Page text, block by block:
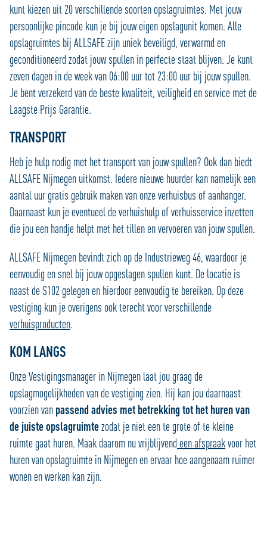
kunt kiezen uit 20 verschillende soorten opslagruimtes. Met jouw
persoonlijke pincode kun je bij jouw eigen opslagunit komen. Alle
opslagruimtes bij ALLSAFE zijn uniek beveiligd, verwarmd en
geconditioneerd zodat jouw spullen in perfecte staat blijven. Je kunt
zeven dagen in de week van 06:00 uur tot 23:00 uur bij jouw spullen.
Je bent verzekerd van de beste kwaliteit, veiligheid en service met de
Laagste Prijs Garantie.
TRANSPORT
Heb je hulp nodig met het transport van jouw spullen? Ook dan biedt
ALLSAFE Nijmegen uitkomst. Iedere nieuwe huurder kan namelijk een
aantal uur gratis gebruik maken van onze verhuisbus of aanhanger.
Daarnaast kun je eventueel de verhuishulp of verhuisservice inzetten
die jou een handje helpt met het tillen en vervoeren van jouw spullen.
ALLSAFE Nijmegen bevindt zich op de Industrieweg 46, waardoor je
eenvoudig en snel bij jouw opgeslagen spullen kunt. De locatie is
naast de S102 gelegen en hierdoor eenvoudig te bereiken. Op deze
vestiging kun je overigens ook terecht voor verschillende
verhuisproducten.
KOM LANGS
Onze Vestigingsmanager in Nijmegen laat jou graag de
opslagmogelijkheden van de vestiging zien. Hij kan jou daarnaast
voorzien van passend advies met betrekking tot het huren van
de juiste opslagruimtezodat je niet een te grote of te kleine
ruimte gaat huren. Maak daarom nu vrijblijvend een afspraakvoor het
huren van opslagruimte in Nijmegen en ervaar hoe aangenaam ruimer
wonen en werken kan zijn.